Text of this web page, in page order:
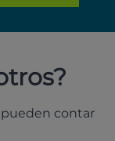
pueden contar